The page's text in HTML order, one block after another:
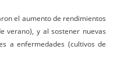
el aumento de rendimientos
verano), y al sostener nuevas
a enfermedades (cultivos de